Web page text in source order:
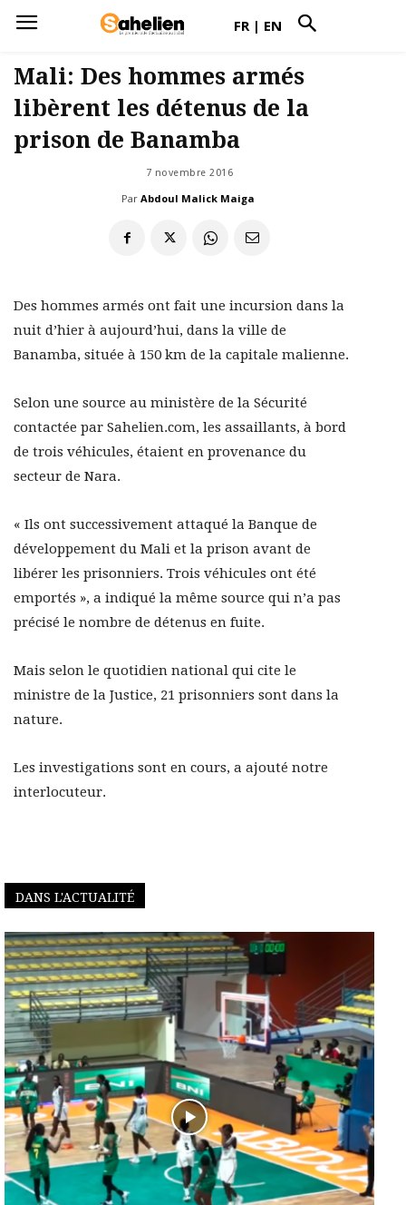
FR | EN
Mali: Des hommes armés
libèrent les détenus de la
prison de Banamba
7 novembre 2016
Par Abdoul Malick Maiga
Des hommes armés ont fait une incursion dans la
nuit d’hier à aujourd’hui, dans la ville de
Banamba, située à 150 km de la capitale malienne.
Selon une source au ministère de la Sécurité
contactée par Sahelien.com, les assaillants, à bord
de trois véhicules, étaient en provenance du
secteur de Nara.
« Ils ont successivement attaqué la Banque de
développement du Mali et la prison avant de
libérer les prisonniers. Trois véhicules ont été
emportés », a indiqué la même source qui n’a pas
précisé le nombre de détenus en fuite.
Mais selon le quotidien national qui cite le
ministre de la Justice, 21 prisonniers sont dans la
nature.
Les investigations sont en cours, a ajouté notre
interlocuteur.
DANS L'ACTUALITÉ